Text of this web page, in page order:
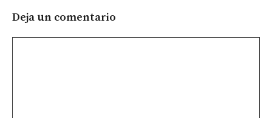
Deja un comentario